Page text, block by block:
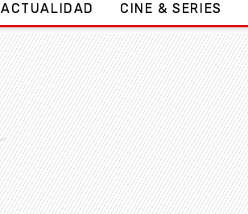
ACTUALIDAD CINE & SERIES